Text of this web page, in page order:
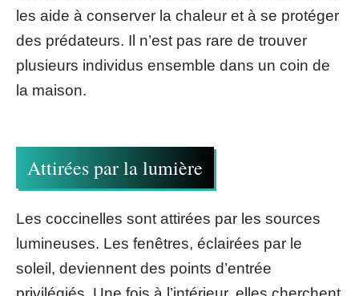
les aide à conserver la chaleur et à se protéger
des prédateurs. Il n’est pas rare de trouver
plusieurs individus ensemble dans un coin de
la maison.
Attirées par la lumière
Les coccinelles sont attirées par les sources
lumineuses. Les fenêtres, éclairées par le
soleil, deviennent des points d’entrée